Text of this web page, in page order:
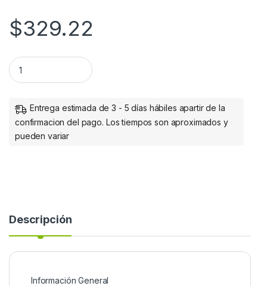
$329.22
DOCKING 5 EN 1 USB V3.0 CONECTOR DUAL C Y A
Entrega estimada de 3 - 5 días hábiles apartir de la
confirmacion del pago. Los tiempos son aproximados y
pueden variar
Descripción
Información General